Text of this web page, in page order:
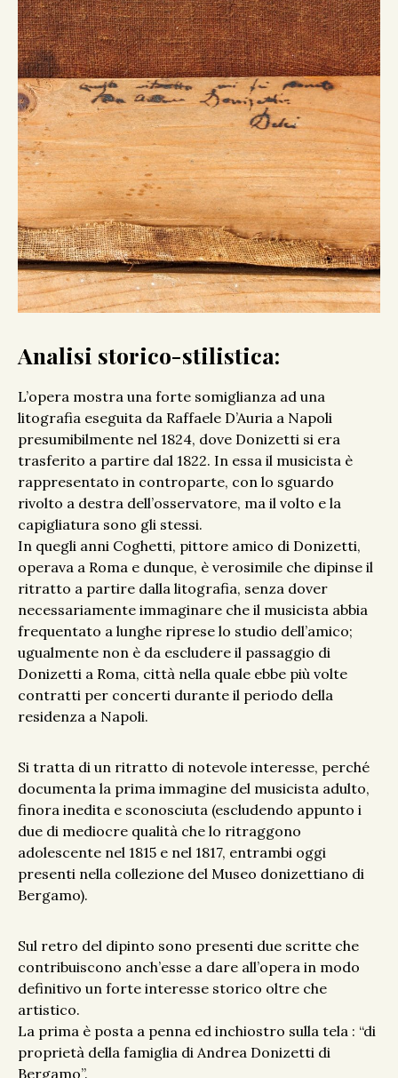
Analisi storico-stilistica:
L’opera mostra una forte somiglianza ad una
litografia eseguita da Raffaele D’Auria a Napoli
presumibilmente nel 1824, dove Donizetti si era
trasferito a partire dal 1822. In essa il musicista è
rappresentato in controparte, con lo sguardo
rivolto a destra dell’osservatore, ma il volto e la
capigliatura sono gli stessi.
In quegli anni Coghetti, pittore amico di Donizetti,
operava a Roma e dunque, è verosimile che dipinse il
ritratto a partire dalla litografia, senza dover
necessariamente immaginare che il musicista abbia
frequentato a lunghe riprese lo studio dell’amico;
ugualmente non è da escludere il passaggio di
Donizetti a Roma, città nella quale ebbe più volte
contratti per concerti durante il periodo della
residenza a Napoli.
Si tratta di un ritratto di notevole interesse, perché
documenta la prima immagine del musicista adulto,
finora inedita e sconosciuta (escludendo appunto i
due di mediocre qualità che lo ritraggono
adolescente nel 1815 e nel 1817, entrambi oggi
presenti nella collezione del Museo donizettiano di
Bergamo).
Sul retro del dipinto sono presenti due scritte che
contribuiscono anch’esse a dare all’opera in modo
definitivo un forte interesse storico oltre che
artistico.
La prima è posta a penna ed inchiostro sulla tela : “di
proprietà della famiglia di Andrea Donizetti di
Bergamo”.